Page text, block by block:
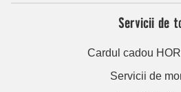
Servicii de
Cardul cadou
Servicii de